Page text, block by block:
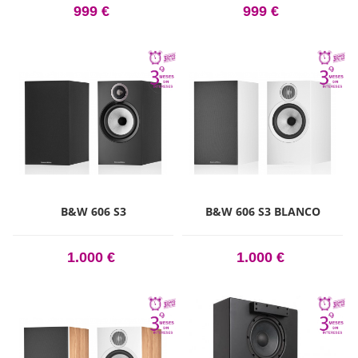
999 € 999 €
B&W 606 S3
1.000 €
B&W 606 S3 BLANCO
1.000 €